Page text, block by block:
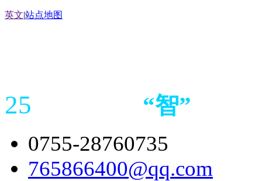
英文|站点地图
25 “智”
0755-28760735
765866400@qq.com